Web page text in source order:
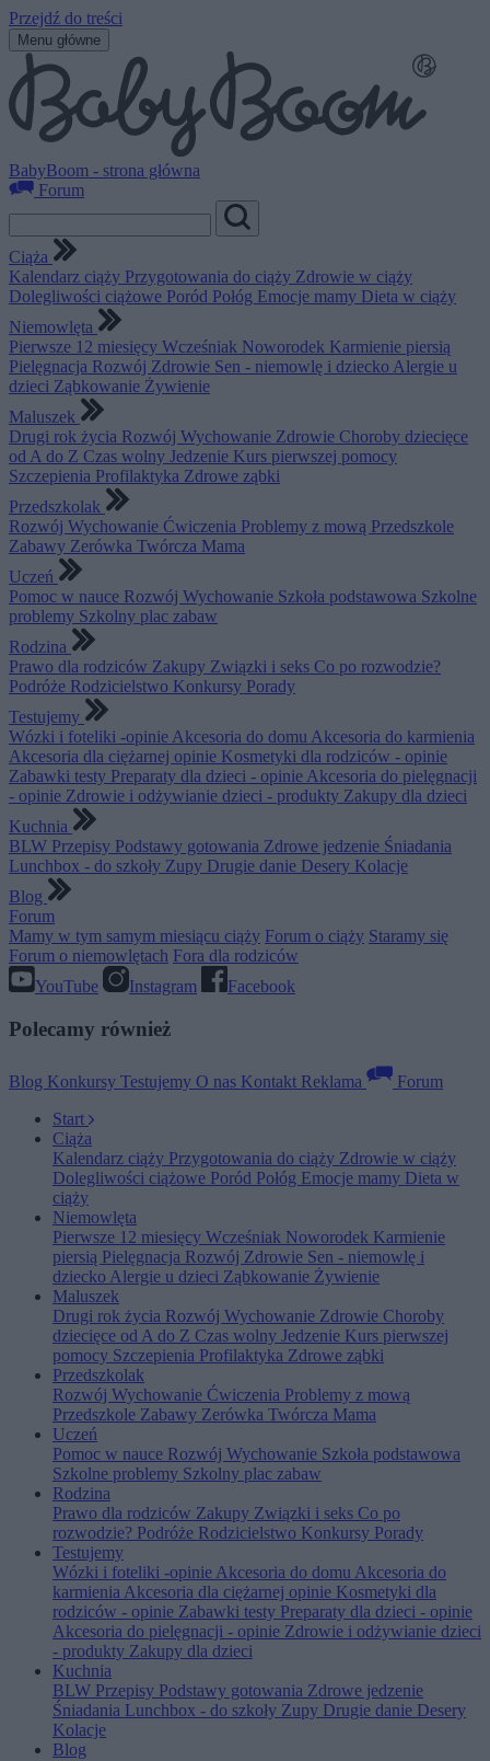
Przejdź do treści
Menu główne
BabyBoom - strona główna
Forum
Ciąża
Kalendarz ciąży Przygotowania do ciąży Zdrowie w ciąży
Dolegliwości ciążowe Poród Połóg Emocje mamy Dieta w ciąży
Niemowlęta
Pierwsze 12 miesięcy Wcześniak Noworodek Karmienie piersią
Pielęgnacja Rozwój Zdrowie Sen - niemowlę i dziecko Alergie u
dzieci Ząbkowanie Żywienie
Maluszek
Drugi rok życia Rozwój Wychowanie Zdrowie Choroby dziecięce
od A do Z Czas wolny Jedzenie Kurs pierwszej pomocy
Szczepienia Profilaktyka Zdrowe ząbki
Przedszkolak
Rozwój Wychowanie Ćwiczenia Problemy z mową Przedszkole
Zabawy Zerówka Twórcza Mama
Uczeń
Pomoc w nauce Rozwój Wychowanie Szkoła podstawowa Szkolne
problemy Szkolny plac zabaw
Rodzina
Prawo dla rodziców Zakupy Związki i seks Co po rozwodzie?
Podróże Rodzicielstwo Konkursy Porady
Testujemy
Wózki i foteliki -opinie Akcesoria do domu Akcesoria do karmienia
Akcesoria dla ciężarnej opinie Kosmetyki dla rodziców - opinie
Zabawki testy Preparaty dla dzieci - opinie Akcesoria do pielęgnacji
- opinie Zdrowie i odżywianie dzieci - produkty Zakupy dla dzieci
Kuchnia
BLW Przepisy Podstawy gotowania Zdrowe jedzenie Śniadania
Lunchbox - do szkoły Zupy Drugie danie Desery Kolacje
Blog
Forum
Mamy w tym samym miesiącu ciąży Forum o ciąży Staramy się
Forum o niemowlętach Fora dla rodziców
YouTube
Instagram Facebook
Polecamy również
Blog Konkursy Testujemy O nas Kontakt Reklama
Forum
Start
Ciąża
Kalendarz ciąży Przygotowania do ciąży Zdrowie w ciąży
Dolegliwości ciążowe Poród Połóg Emocje mamy Dieta w
ciąży
Niemowlęta
Pierwsze 12 miesięcy Wcześniak Noworodek Karmienie
piersią Pielęgnacja Rozwój Zdrowie Sen - niemowlę i
dziecko Alergie u dzieci Ząbkowanie Żywienie
Maluszek
Drugi rok życia Rozwój Wychowanie Zdrowie Choroby
dziecięce od A do Z Czas wolny Jedzenie Kurs pierwszej
pomocy Szczepienia Profilaktyka Zdrowe ząbki
Przedszkolak
Rozwój Wychowanie Ćwiczenia Problemy z mową
Przedszkole Zabawy Zerówka Twórcza Mama
Uczeń
Pomoc w nauce Rozwój Wychowanie Szkoła podstawowa
Szkolne problemy Szkolny plac zabaw
Rodzina
Prawo dla rodziców Zakupy Związki i seks Co po
rozwodzie? Podróże Rodzicielstwo Konkursy Porady
Testujemy
Wózki i foteliki -opinieAkcesoria do domu Akcesoria do
karmieniaAkcesoria dla ciężarnej opinie Kosmetyki dla
rodziców - opinie Zabawki testy Preparaty dla dzieci - opinie
Akcesoria do pielęgnacji - opinie Zdrowie i odżywianie dzieci
- produkty Zakupy dla dzieci
Kuchnia
BLW Przepisy Podstawy gotowania Zdrowe jedzenie
Śniadania Lunchbox - do szkoły Zupy Drugie danie Desery
Kolacje
Blog